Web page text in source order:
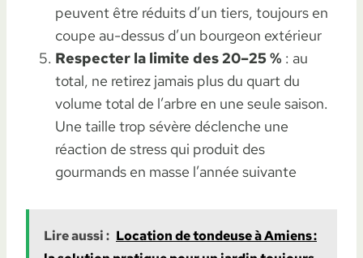
peuvent être réduits d’un tiers, toujours en
coupe au-dessus d’un bourgeon extérieur
Respecter la limite des 20–25 % : au
total, ne retirez jamais plus du quart du
volume total de l’arbre en une seule saison.
Une taille trop sévère déclenche une
réaction de stress qui produit des
gourmands en masse l’année suivante
Lire aussi : Location de tondeuse à Amiens :